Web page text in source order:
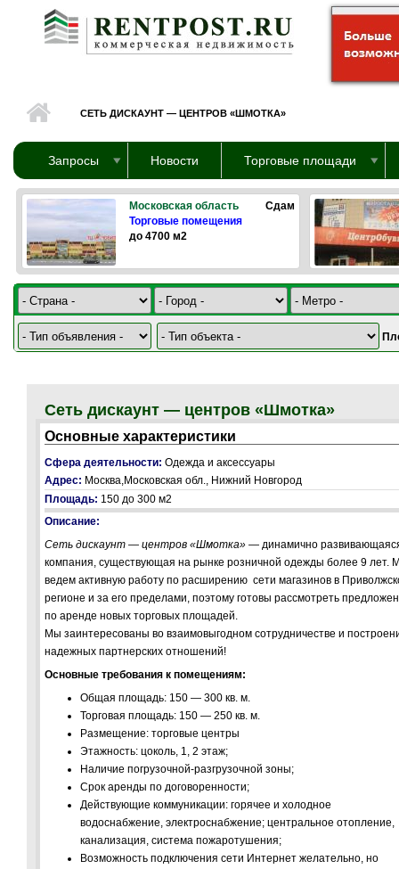
Перейти к основному содержанию
СЕТЬ ДИСКАУНТ — ЦЕНТРОВ «ШМОТКА»
Запросы Новости Торговые площади
Московская область
Сдам
Торговые помещения
до 4700 м2
Сеть дискаунт — центров «Шмотка»
Основные характеристики
Сфера деятельности: Одежда и аксессуары
Адрес: Москва,Московская обл., Нижний Новгород
Площадь: 150 до 300 м2
Описание:
Сеть дискаунт — центров «Шмотка» — динамично
компания, существующая на рынке розничной одежды более 9 лет.
ведем активную работу по расширению сети магазинов в
регионе и за его пределами, поэтому готовы рассмотреть
по аренде новых торговых площадей.
Мы заинтересованы во взаимовыгодном сотрудничестве и
надежных партнерских отношений!
Основные требования к помещениям:
Общая площадь: 150 — 300 кв. м.
Торговая площадь: 150 — 250 кв. м.
Размещение: торговые центры
Этажность: цоколь, 1, 2 этаж;
Наличие погрузочной-разгрузочной зоны;
Срок аренды по договоренности;
Действующие коммуникации: горячее и холодное
водоснабжение, электроснабжение; центральное отопление,
канализация, система пожаротушения;
Возможность подключения сети Интернет желательно, но